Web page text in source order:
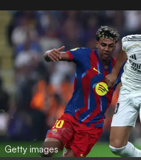
Getty images